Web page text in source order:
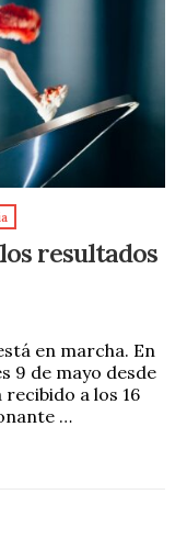
resultados
en marcha. En
9 de mayo desde
recibido a los 16
…